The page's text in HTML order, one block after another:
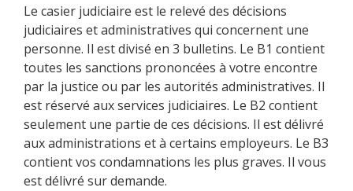
Le casier judiciaire est le relevé des décisions
judiciaires et administratives qui concernent une
personne. Il est divisé en 3 bulletins. Le B1 contient
toutes les sanctions prononcées à votre encontre
par la justice ou par les autorités administratives. Il
est réservé aux services judiciaires. Le B2 contient
seulement une partie de ces décisions. Il est délivré
aux administrations et à certains employeurs. Le B3
contient vos condamnations les plus graves. Il vous
est délivré sur demande.